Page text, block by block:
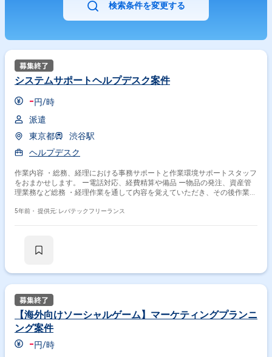
検索条件を変更する
システムサポートヘルプデスク案件
-円/時
派遣
東京都
渋谷駅
ヘルプデスク
作業内容 ・総務、経理における事務サポートと作業環境サポートスタッフ
をおまかせします。 ー電話対応、経費精算や備品 ー物品の発注、資産管
理業務など総務 ・経理作業を通して内容を覚えていただき、その後作業環
などに携わっていただきます。
5年前・ 提供元: レバテックフリーランス
【海外向けソーシャルゲーム】マーケティングプランニ
ング案件
-円/時